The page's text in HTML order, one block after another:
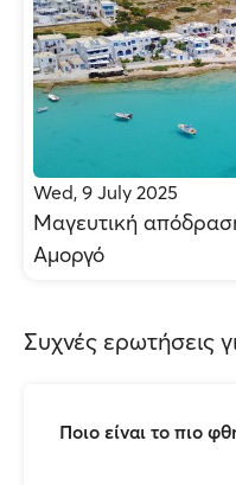
Wed, 9 July 2025
Μαγευτική
Αμοργό
Συχνές ερωτήσεις
Ποιο είναι το πιο